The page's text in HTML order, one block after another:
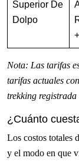
Superior De
Dolpo
Nota: Las tarifas
tarifas actuales
trekking
¿Cuánto
Los costos totales
y el modo en que